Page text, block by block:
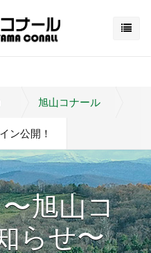
旭山コナール
ン公開！
旭山コ
らせ〜